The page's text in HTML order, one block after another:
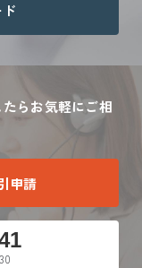
らお気軽にご相
申請